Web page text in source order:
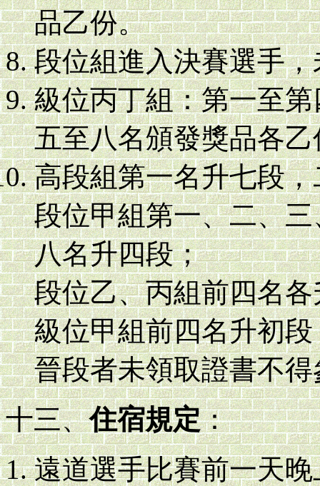
品乙份。
段位組進入決賽選手
級位丙丁組：第一至
五至八名頒發獎品各乙
高段組第一名升七段
段位甲組第一、二、
八名升四段；
段位乙、丙組前四名
級位甲組前四名升初段
晉段者未領取證書不
十三、住宿規定：
遠道選手比賽前一天